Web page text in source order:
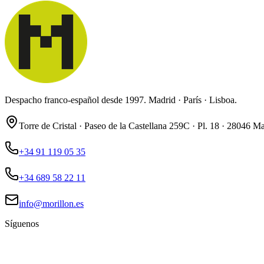
Despacho franco-español desde 1997. Madrid · París · Lisboa.
Torre de Cristal · Paseo de la Castellana 259C · Pl. 18 · 28046
+34 91 119 05 35
+34 689 58 22 11
info@morillon.es
Síguenos